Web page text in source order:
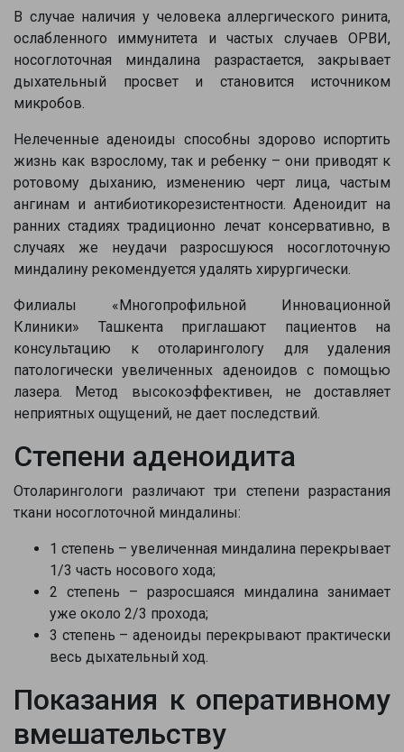
В случае наличия у человека аллергического ринита,
ослабленного иммунитета и частых случаев ОРВИ,
носоглоточная миндалина разрастается, закрывает
дыхательный просвет и становится источником
микробов.
Нелеченные аденоиды способны здорово испортить
жизнь как взрослому, так и ребенку – они приводят к
ротовому дыханию, изменению черт лица, частым
ангинам и антибиотикорезистентности. Аденоидит на
ранних стадиях традиционно лечат консервативно, в
случаях же неудачи разросшуюся носоглоточную
миндалину рекомендуется удалять хирургически.
Филиалы «Многопрофильной Инновационной
Клиники» Ташкента приглашают пациентов на
консультацию к отоларингологу для удаления
патологически увеличенных аденоидов с помощью
лазера. Метод высокоэффективен, не доставляет
неприятных ощущений, не дает последствий.
Степени аденоидита
Отоларингологи различают три степени разрастания
ткани носоглоточной миндалины:
1 степень – увеличенная миндалина перекрывает
1/3 часть носового хода;
2 степень – разросшаяся миндалина занимает
уже около 2/3 прохода;
3 степень – аденоиды перекрывают практически
весь дыхательный ход.
Показания к оперативному
вмешательству